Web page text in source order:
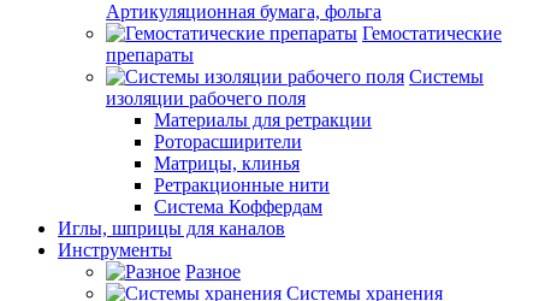
Артикуляционная бумага, фольга
Гемостатические
препараты
Системы
изоляции рабочего поля
Материалы для ретракции
Роторасширители
Матрицы, клинья
Ретракционные нити
Система Коффердам
Иглы, шприцы для каналов
Инструменты
Разное
Системы хранения